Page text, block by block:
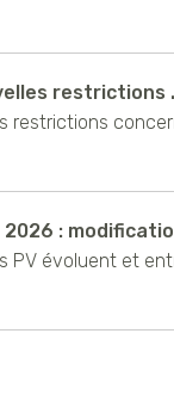
restrictions
restrictions
:
PV évoluent et